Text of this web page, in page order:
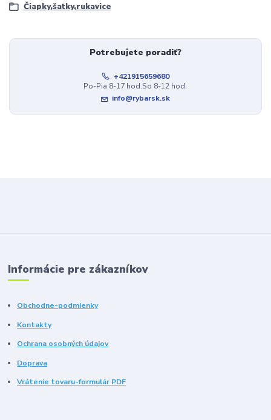
Čiapky,šatky,rukavice
Potrebujete poradiť?
+421915659680
Po-Pia 8-17 hod.So 8-12 hod.
info@rybarsk.sk
Informácie pre zákazníkov
Obchodne-podmienky
Kontakty
Ochrana osobných údajov
Doprava
Vrátenie tovaru-formulár PDF